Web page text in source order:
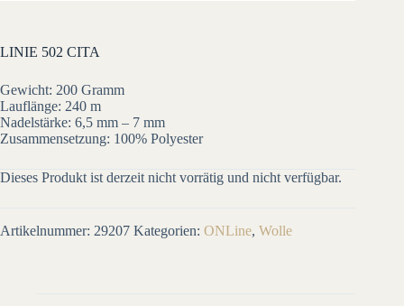
LINIE 502 CITA
Gewicht: 200 Gramm
Lauflänge: 240 m
Nadelstärke: 6,5 mm – 7 mm
Zusammensetzung: 100% Polyester
Dieses Produkt ist derzeit nicht vorrätig und nicht verfügbar.
Artikelnummer: 29207 Kategorien: ONLine, Wolle